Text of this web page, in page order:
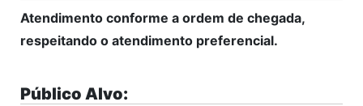
Atendimento conforme a ordem de chegada,
respeitando o atendimento preferencial.
Público Alvo: